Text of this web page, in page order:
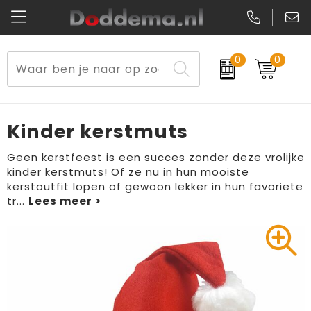
0 0
Paraplu's
Aanstekers
Elektronica, Gadgets en USB
Bidons en Sportflessen
Veiligheidsvesten en Veiligheidshesjes
Veiligheidssignalering en Verlichting
Gereedschap
Handschoenen en Sjaals
Sweaters
T-Shirts
Peuters en Baby's
Lunchtassen
Schoenentassen
Golftassen
Kinder kerstmuts
Geen kerstfeest is een succes zonder deze vrolijke
kinder kerstmuts! Of ze nu in hun mooiste
kerstoutfit lopen of gewoon lekker in hun favoriete
tr...